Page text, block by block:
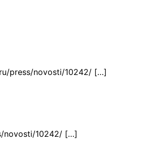
press/novosti/10242/ […]
novosti/10242/ […]